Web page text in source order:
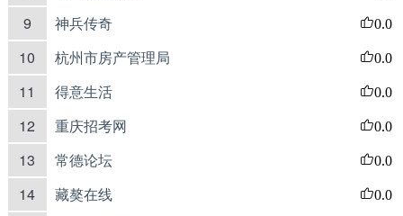
9 神兵传奇 0.0
10 杭州市房产管理局 0.0
11 得意生活 0.0
12 重庆招考网 0.0
13 常德论坛 0.0
14 藏獒在线 0.0